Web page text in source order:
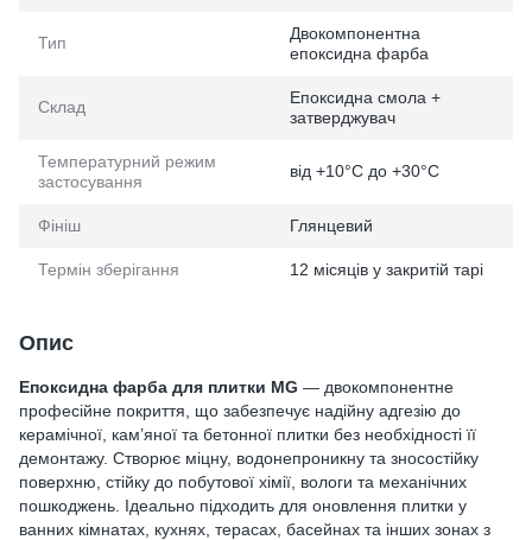
Тип
Двокомпонентна
епоксидна фарба
Склад
Епоксидна смола +
затверджувач
Температурний режим
застосування
від +10°C до +30°C
Фініш Глянцевий
Термін зберігання 12 місяців у закритій тарі
Опис
Епоксидна фарба для плитки MG — двокомпонентне
професійне покриття, що забезпечує надійну адгезію до
керамічної, кам’яної та бетонної плитки без необхідності її
демонтажу. Створює міцну, водонепроникну та зносостійку
поверхню, стійку до побутової хімії, вологи та механічних
пошкоджень. Ідеально підходить для оновлення плитки у
ванних кімнатах, кухнях, терасах, басейнах та інших зонах з